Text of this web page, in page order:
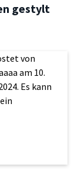
gestylt